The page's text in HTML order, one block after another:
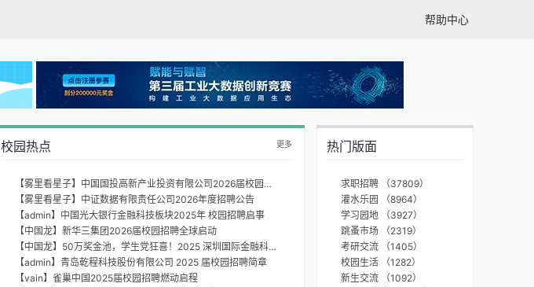
帮助中心
校园热点 更多
【雾里看星子】中国国投高新产业投资有限公司2026届校园招聘
【雾里看星子】中证数据有限责任公司2026年度招聘公告
【admin】中国光大银行金融科技板块2025年 校园招聘启事
【中国龙】新华三集团2026届校园招聘全球启动
【中国龙】50万奖金池，学生党狂喜！2025 深圳国际金融科技大赛启动报名啦！
【admin】青岛乾程科技股份有限公司 2025 届校园招聘简章
【vain】雀巢中国2025届校园招聘燃动启程
热门版面
求职招聘 （37809）
灌水乐园 （8964）
学习园地 （3927）
跳蚤市场 （2319）
考研交流 （1405）
校园生活 （1282）
新生交流 （1092）